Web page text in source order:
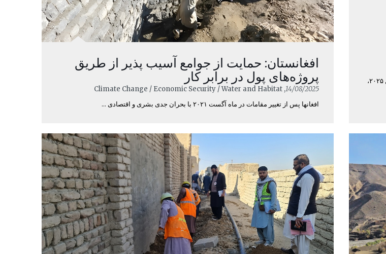
افغانستان همچنان با یکی از شدیدترین چالش های بشردوستانه جهان مواجه است. در سال ۲۰۲۵،
افغانستان: حمایت از جوامع آسیب‌ پذیر از طریق
پروژه‌های پول در برابر کار
14/08/2025
, Climate Change / Economic Security / Water and Habitat
افغانها پس از تغییر مقامات در ماه آگست ۲۰۲۱ با بحران جدی بشری و اقتصادی ...